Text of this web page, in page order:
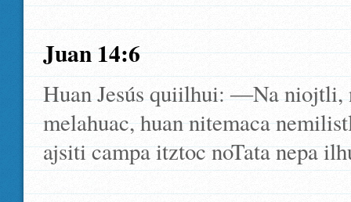
Juan 14:6
Huan Jesús quiilhui: ―Na
melahuac, huan nitemaca
ajsiti campa itztoc noTata nepa